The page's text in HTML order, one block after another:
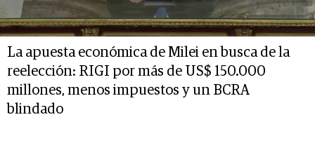
La apuesta económica de Milei en busca de la
reelección: RIGI por más de US$ 150.000
millones, menos impuestos y un BCRA
blindado